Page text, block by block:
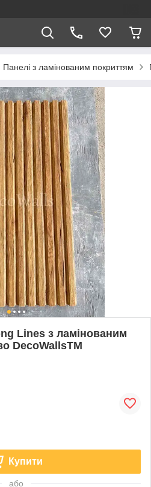
Панелі з ламінованим покриттям
Lines з ламінованим
DecoWallsTM
Купити
або